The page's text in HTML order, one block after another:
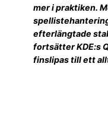
mer i praktiken.
efterlängtade
fortsätter KDE:s
finslipas till ett